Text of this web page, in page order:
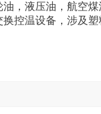
，液压油，航空
控温设备，涉及